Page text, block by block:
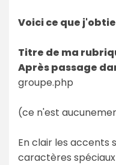
Voici ce que
Titre de ma
Après passage
groupe.php
(ce n'est
En clair les accents
caractères